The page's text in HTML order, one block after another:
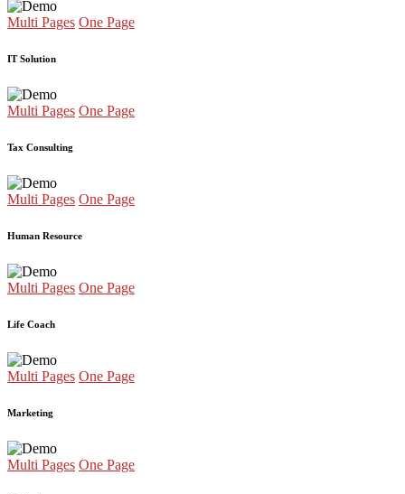
Multi Pages One Page
IT Solution
Multi Pages One Page
Tax Consulting
Multi Pages One Page
Human Resource
Multi Pages One Page
Life Coach
Multi Pages One Page
Marketing
Multi Pages One Page